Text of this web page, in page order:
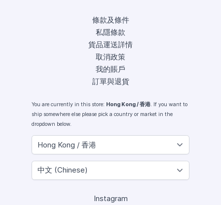
條款及條件
私隱條款
貨品運送詳情
取消政策
我的賬戶
訂單與退貨
You are currently in this store: Hong Kong / 香港. If you want to
ship somewhere else please pick a country or market in the
dropdown below.
Instagram